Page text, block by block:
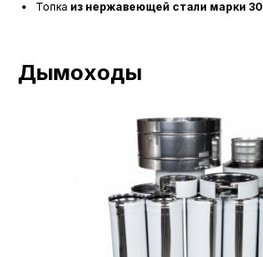
Топка из нержавеющей стали марки
Дымоходы